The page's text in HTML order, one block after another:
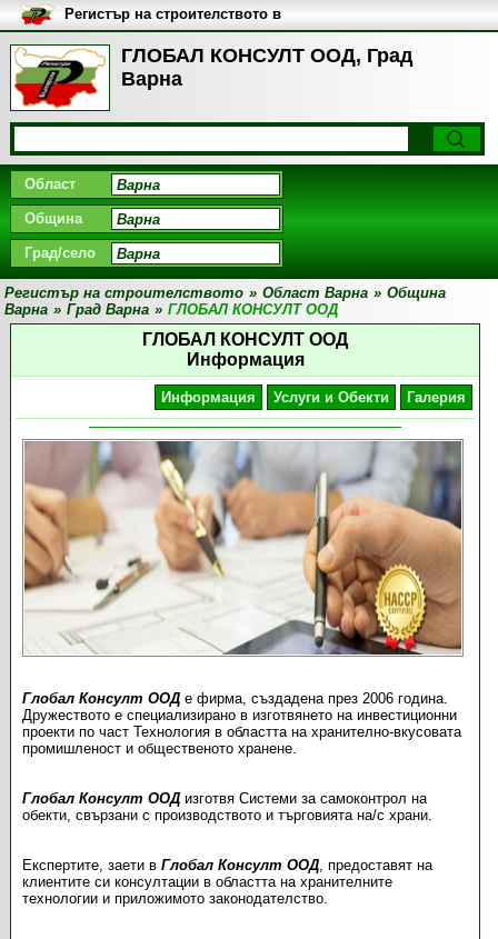
ГЛОБАЛ КОНСУЛТ ООД, Град
Варна
Регистър на строителството в
България
Област
Община
Град/село
Регистър на строителството » Област Варна » Община
Варна » Град Варна » ГЛОБАЛ КОНСУЛТ ООД
ГЛОБАЛ КОНСУЛТ ООД
Информация
Информация Услуги и Обекти Галерия
Глобал Консулт ООДе фирма, създадена през 2006 година.
Дружеството е специализирано в изготвянето на инвестиционни
проекти по част Технология в областта на хранително-вкусовата
промишленост и общественото хранене.
Глобал Консулт ООД изготвя Системи за самоконтрол на
обекти, свързани с производството и търговията на/с храни.
Експертите, заети в Глобал Консулт ООД, предоставят на
клиентите си консултации в областта на хранителните
технологии и приложимото законодателство.